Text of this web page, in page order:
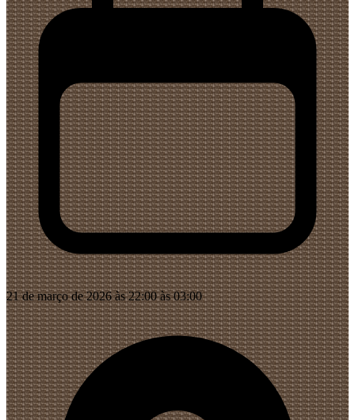
21 de março de 2026 às 22:00 às 03:00